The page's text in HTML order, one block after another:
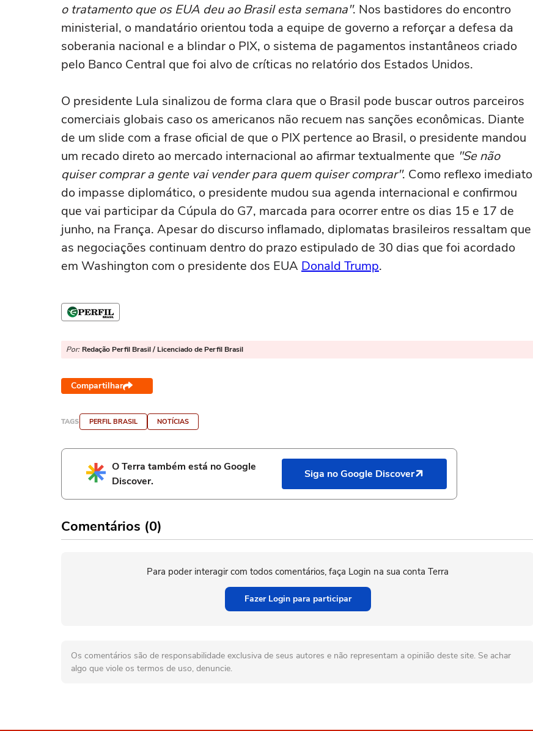
o tratamento que os EUA deu ao Brasil esta semana". Nos bastidores do encontro
ministerial, o mandatário orientou toda a equipe de governo a reforçar a defesa da
soberania nacional e a blindar o PIX, o sistema de pagamentos instantâneos criado
pelo Banco Central que foi alvo de críticas no relatório dos Estados Unidos.
O presidente Lula sinalizou de forma clara que o Brasil pode buscar outros parceiros
comerciais globais caso os americanos não recuem nas sanções econômicas. Diante
de um slide com a frase oficial de que o PIX pertence ao Brasil, o presidente mandou
um recado direto ao mercado internacional ao afirmar textualmente que "Se não
quiser comprar a gente vai vender para quem quiser comprar". Como reflexo imediato
do impasse diplomático, o presidente mudou sua agenda internacional e confirmou
que vai participar da Cúpula do G7, marcada para ocorrer entre os dias 15 e 17 de
junho, na França. Apesar do discurso inflamado, diplomatas brasileiros ressaltam que
as negociações continuam dentro do prazo estipulado de 30 dias que foi acordado
em Washington com o presidente dos EUA Donald Trump.
Por: Redação Perfil Brasil / Licenciado de Perfil Brasil
Compartilhar
TAGS PERFIL BRASIL NOTÍCIAS
O Terra também está no Google
Discover.
Siga no Google Discover
Comentários (0)
Para poder interagir com todos comentários, faça Login na sua conta Terra
Fazer Login para participar
Os comentários são de responsabilidade exclusiva de seus autores e não representam a opinião deste site. Se achar
algo que viole os termos de uso, denuncie.